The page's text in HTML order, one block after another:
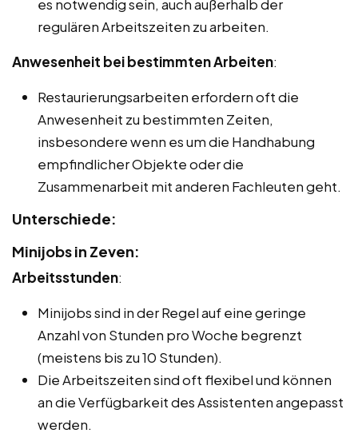
es notwendig sein, auch außerhalb der
regulären Arbeitszeiten zu arbeiten.
Anwesenheit bei bestimmten Arbeiten:
Restaurierungsarbeiten erfordern oft die
Anwesenheit zu bestimmten Zeiten,
insbesondere wenn es um die Handhabung
empfindlicher Objekte oder die
Zusammenarbeit mit anderen Fachleuten geht.
Unterschiede:
Minijobs in Zeven:
Arbeitsstunden:
Minijobs sind in der Regel auf eine geringe
Anzahl von Stunden pro Woche begrenzt
(meistens bis zu 10 Stunden).
Die Arbeitszeiten sind oft flexibel und können
an die Verfügbarkeit des Assistenten angepasst
werden.